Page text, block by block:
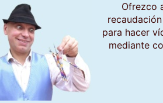
Ofrezco
para hacer
mediante